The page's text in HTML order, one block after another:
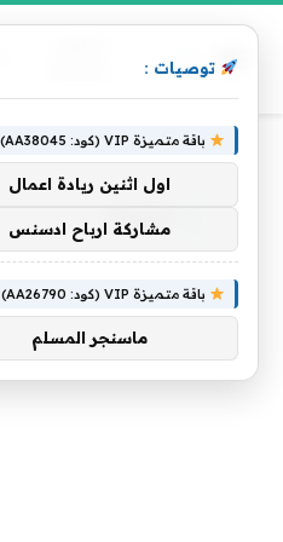
الرئيسية » مصرف » الصفحة 2
مصرف
توصيات :
باقة متميزة VIP (كود: AA38045):
اول اثنين ريادة اعمال
مشاركة ارباح ادسنس
باقة متميزة VIP (كود: AA26790):
ماسنجر المسلم